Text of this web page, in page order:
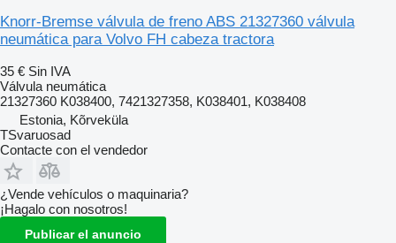
Knorr-Bremse válvula de freno ABS 21327360 válvula
neumática para Volvo FH cabeza tractora
35 € Sin IVA
Válvula neumática
21327360 K038400, 7421327358, K038401, K038408
Estonia, Kõrveküla
TSvaruosad
Contacte con el vendedor
¿Vende vehículos o maquinaria?
¡Hagalo con nosotros!
Publicar el anuncio